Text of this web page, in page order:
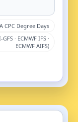
CPC Degree Days
· ECMWF IFS ·
ECMWF AIFS)